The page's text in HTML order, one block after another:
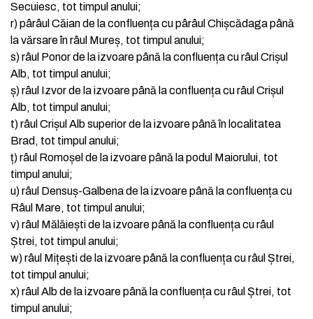
Secuiesc, tot timpul anului;
r)pârâul Căian de la confluența cu pârâul Chișcădaga până
la vărsare în râul Mureș, tot timpul anului;
s)râul Ponor de la izvoare până la confluența cu râul Crișul
Alb, tot timpul anului;
ș)râul Izvor de la izvoare până la confluența cu râul Crișul
Alb, tot timpul anului;
t)râul Crișul Alb superior de la izvoare până în localitatea
Brad, tot timpul anului;
ț)râul Romoșel de la izvoare până la podul Maiorului, tot
timpul anului;
u)râul Densuș-Galbena de la izvoare până la confluența cu
Râul Mare, tot timpul anului;
v)râul Mălăiești de la izvoare până la confluența cu râul
Ștrei, tot timpul anului;
w)râul Mițești de la izvoare până la confluența cu râul Ștrei,
tot timpul anului;
x)râul Alb de la izvoare până la confluența cu râul Ștrei, tot
timpul anului;